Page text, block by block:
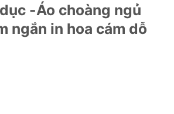
-Áo choàng ngủ
ngắn in hoa cám dỗ